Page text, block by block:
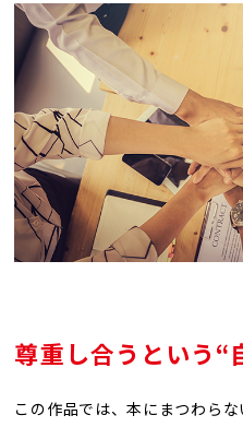
尊重し合うという“
この作品では、本にまつわらな